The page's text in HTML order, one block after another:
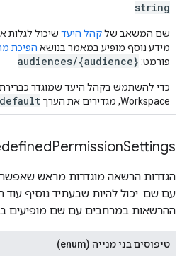
string
שם המשאב שלקהל היעד שיכול לגלות
מידע נוסף מופיע במאמר בנושא הפיכת
פורמט: audiences/{audience}
Workspace, מגדירים את הערך
PermissionSettings
הגדרות הרשאה מוגדרות מראש שאפשר
עם שם. יכול להיות שבעתיד נוסיף עוד
ההרשאות במרחבים עם שם מופיעים
טיפוסים בני מנייה (enum)